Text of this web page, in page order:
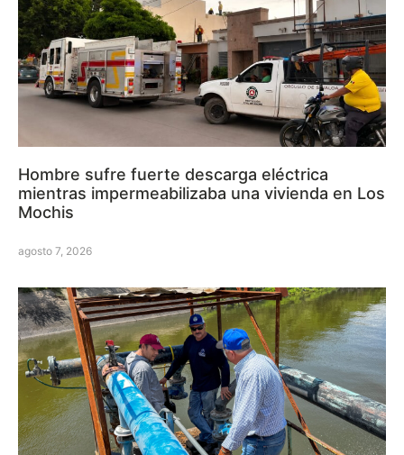
Hombre sufre fuerte descarga eléctrica
mientras impermeabilizaba una vivienda en Los
Mochis
agosto 7, 2026